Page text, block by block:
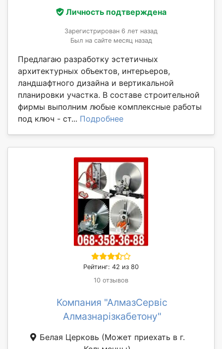
Личность подтверждена
Зарегистрирован 6 лет назад
Был на сайте месяц назад
Предлагаю разработку эстетичных
архитектурных объектов, интерьеров,
ландшафтного дизайна и вертикальной
планировки участка. В составе строительной
фирмы выполним любые комплексные работы
под ключ - ст... Подробнее
Рейтинг: 42 из 80
10 отзывов
Компания "АлмазСервіс
Алмазнарізкабетону"
Белая Церковь (Может приехать в г.